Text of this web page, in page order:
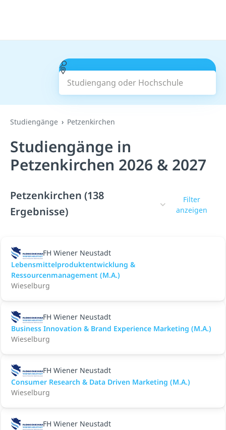
Studiengang oder Hochschule
Suchen
Studiengänge Petzenkirchen
Studiengänge in
Petzenkirchen 2026 & 2027
Petzenkirchen (138
Ergebnisse)
Filter
anzeigen
FH Wiener Neustadt
Lebensmittelproduktentwicklung &
Ressourcenmanagement (M.A.)
Wieselburg
FH Wiener Neustadt
Business Innovation & Brand Experience Marketing (M.A.)
Wieselburg
FH Wiener Neustadt
Consumer Research & Data Driven Marketing (M.A.)
Wieselburg
FH Wiener Neustadt